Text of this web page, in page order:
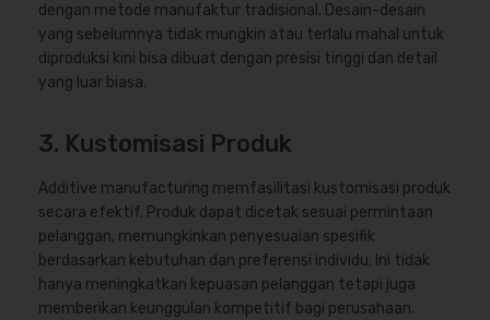
dengan metode manufaktur tradisional. Desain-desain
yang sebelumnya tidak mungkin atau terlalu mahal untuk
diproduksi kini bisa dibuat dengan presisi tinggi dan detail
yang luar biasa.
3. Kustomisasi Produk
Additive manufacturing memfasilitasi kustomisasi produk
secara efektif. Produk dapat dicetak sesuai permintaan
pelanggan, memungkinkan penyesuaian spesifik
berdasarkan kebutuhan dan preferensi individu. Ini tidak
hanya meningkatkan kepuasan pelanggan tetapi juga
memberikan keunggulan kompetitif bagi perusahaan.